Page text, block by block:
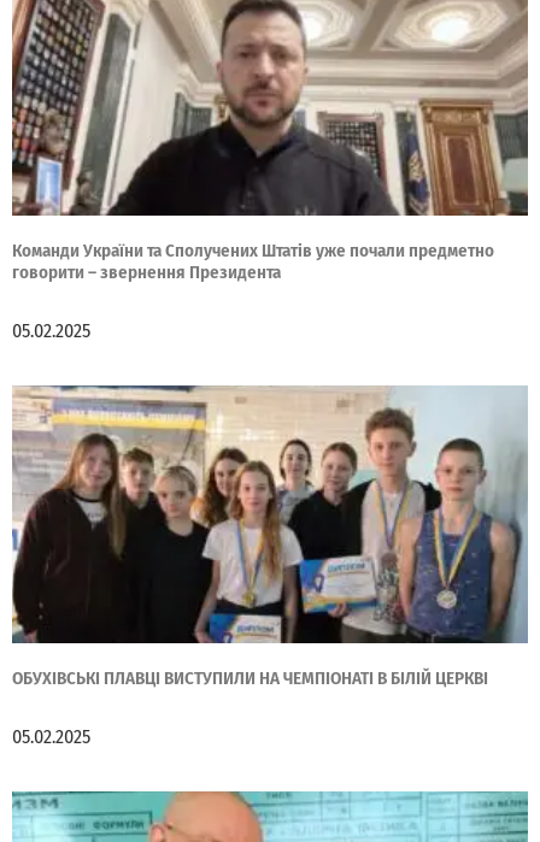
Команди України та Сполучених Штатів уже почали предметно
говорити – звернення Президента
05.02.2025
ОБУХІВСЬКІ ПЛАВЦІ ВИСТУПИЛИ НА ЧЕМПІОНАТІ В БІЛІЙ ЦЕРКВІ
05.02.2025